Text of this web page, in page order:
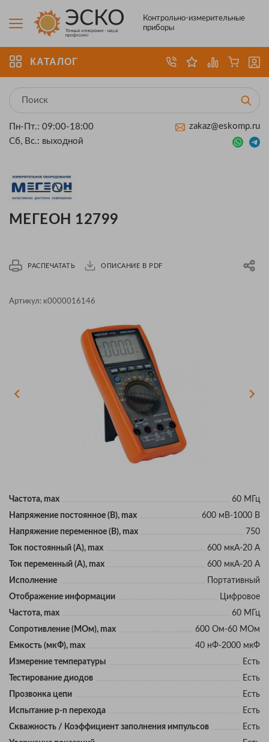
Контрольно-измерительные
приборы
КАТАЛОГ
Пн-Пт.: 09:00-18:00
Сб, Вс.: выходной
zakaz@eskomp.ru
МЕГЕОН 12799
РАСПЕЧАТАТЬ ОПИСАНИЕ В PDF
Артикул: к0000016146
Частота, max
60 МГц
Напряжение постоянное (В), max
600 мВ-1000 В
Напряжение переменное (В), max
750
Ток постоянный (А), max
600 мкА-20 А
Ток переменный (А), max
600 мкА-20 А
Исполнение
Портативный
Отображение информации
Цифровое
Частота, max
60 МГц
Сопротивление (МОм), max
600 Ом-60 MОм
Eмкость (мкФ), max
40 нФ-2000 мкФ
Измерение температуры
Есть
Тестирование диодов
Есть
Прозвонка цепи
Есть
Испытание p-n перехода
Есть
Скважность / Коэффициент заполнения импульсов
Есть